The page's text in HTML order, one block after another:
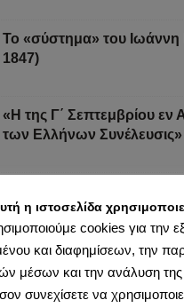
Το «σύστημα» του Ιωάννη
1847)
«Η της Γ΄ Σεπτεμβρίου εν
των Ελλήνων Συνέλευσις»
Κρήτης
Η άλωση της
η ιστοσελίδα
cookies για την
και διαφημίσεων, την
μέσων και την ανάλυση της
συνεχίσετε να